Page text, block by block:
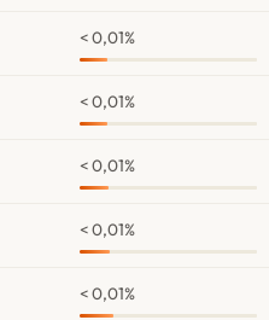
< 0,01%
< 0,01%
< 0,01%
< 0,01%
< 0,01%